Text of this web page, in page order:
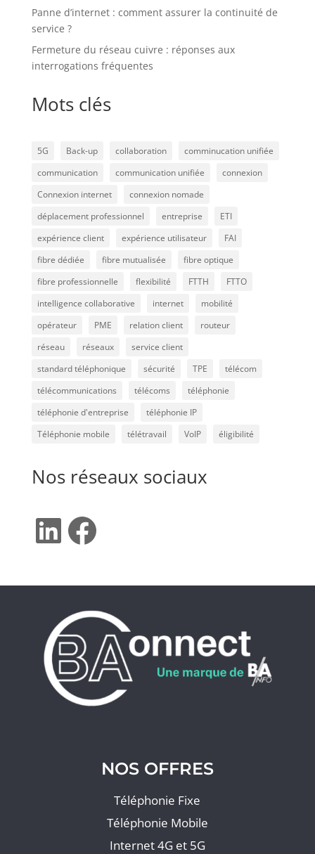
Panne d’internet : comment assurer la continuité de
service ?
Fermeture du réseau cuivre : réponses aux
interrogations fréquentes
Mots clés
5G Back-up collaboration
comminucation unifiée
communication
communication unifiée
connexion
Connexion internet
connexion nomade
déplacement professionnel
entreprise
ETI
expérience client
expérience utilisateur
FAI
fibre dédiée
fibre mutualisée
fibre optique
fibre professionnelle
flexibilité FTTH
FTTO
intelligence collaborative
internet
mobilité
opérateur
PME relation client
routeur
réseau
réseaux
service client
standard téléphonique
sécurité TPE
télécom
télécommunications
télécoms
téléphonie
téléphonie d'entreprise
téléphonie IP
Téléphonie mobile
télétravail VoIP éligibilité
Nos réseaux sociaux
LinkedIn
Facebook
NOS OFFRES
Téléphonie Fixe
Téléphonie Mobile
Internet 4G et 5G